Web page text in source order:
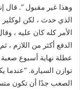
وهذا غير مقبول “. قال
الذي حدث ، لكن
الأمر كله كان عليه ،
الدفع أكثر من اللازم
عطلة نهاية أسبوع صعبة
توازن السيارة. “عندما
الصعب جدًا أن تكون